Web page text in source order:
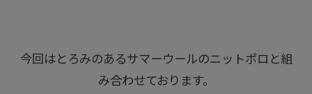
今回はとろみのあるサマーウールのニットポロと組
み合わせております。